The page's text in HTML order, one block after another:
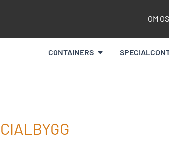
OM
CONTAINERS Öppna Containers